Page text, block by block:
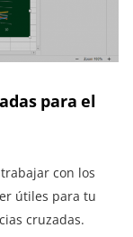
para el
con los
útiles para tu
cruzadas.